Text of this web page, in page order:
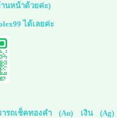
านหน้าด้วยค่ะ)
ได้เลยค่ะ
มารถเช็คทองคำ (Au) เงิน (Ag)